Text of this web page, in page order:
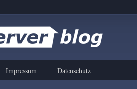
Impressum Datenschutz